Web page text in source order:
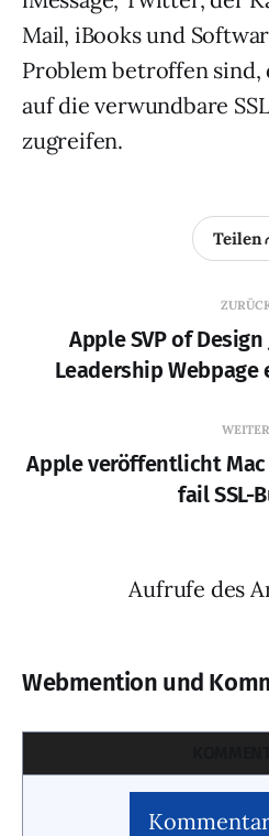
Mail, iBooks und
Problem betroffen sind,
auf die verwundbare
zugreifen.
Apple SVP of
Leadership Webpage
Teilen
WEITER
Apple veröffentlicht Mac
fail SSL-
Aufrufe des
Webmention und